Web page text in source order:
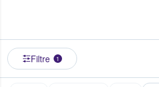
Filtre 1